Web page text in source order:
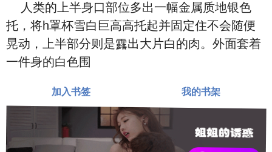
人类的上半⾝口部位多出一幅金属质地银⾊
托，将h罩杯雪⽩巨⾼⾼托起并固定住不会随便
晃动，上半部分则是露出大片⽩的⾁。外面套着
一件⾝的⽩⾊围
加入书签 我的书架